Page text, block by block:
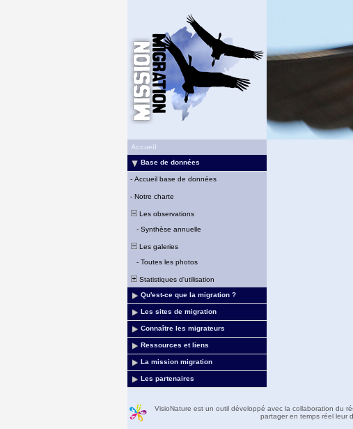
Accueil
Base de données
- Accueil base de données
- Notre charte
Les observations
- Synthèse annuelle
Les galeries
- Toutes les photos
Statistiques d'utilisation
Qu'est-ce que la migration ?
Les sites de migration
Connaître les migrateurs
Ressources et liens
La mission migration
Les partenaires
VisioNature est un outil développé avec la collaboration du
partager en temps réel leur